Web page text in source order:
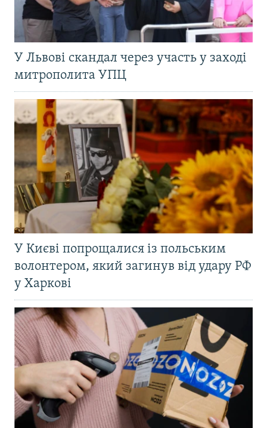
У Львові скандал через участь у заході
митрополита УПЦ
У Києві попрощалися із польським
волонтером, який загинув від удару РФ
у Харкові